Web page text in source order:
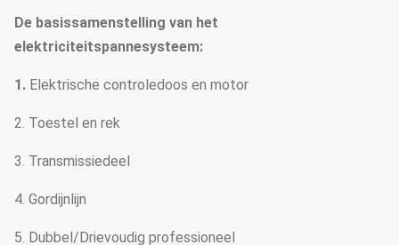
De basissamenstelling van het
elektriciteitspannesysteem:
1. Elektrische controledoos en motor
2. Toestel en rek
3. Transmissiedeel
4. Gordijnlijn
5. Dubbel/Drievoudig professioneel